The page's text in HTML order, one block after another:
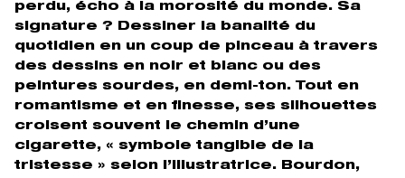
perdu, écho à la morosité du monde. Sa
signature ? Dessiner la banalité du
quotidien en un coup de pinceau à travers
des dessins en noir et blanc ou des
peintures sourdes, en demi-ton. Tout en
romantisme et en finesse, ses silhouettes
croisent souvent le chemin d’une
cigarette, « symbole tangible de la
tristesse » selon l’illustratrice. Bourdon,